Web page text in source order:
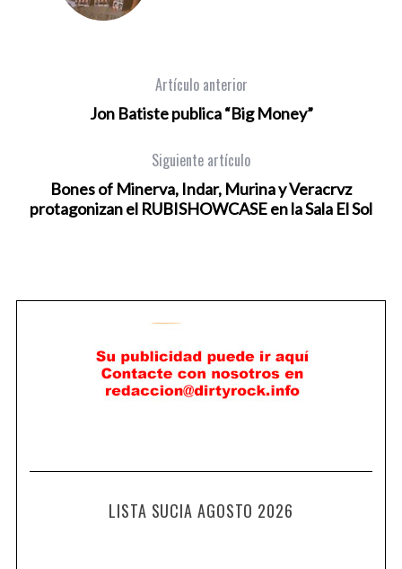
Artículo anterior
Jon Batiste publica “Big Money”
Siguiente artículo
Bones of Minerva, Indar, Murina y Veracrvz
protagonizan el RUBISHOWCASE en la Sala El Sol
LISTA SUCIA AGOSTO 2026